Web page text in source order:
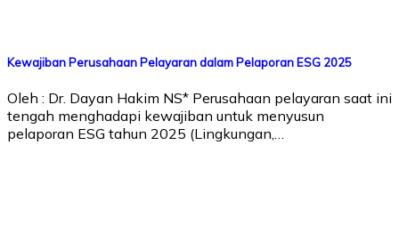
Kewajiban Perusahaan Pelayaran dalam Pelaporan ESG 2025
Oleh : Dr. Dayan Hakim NS* Perusahaan pelayaran saat ini
tengah menghadapi kewajiban untuk menyusun
pelaporan ESG tahun 2025 (Lingkungan,…